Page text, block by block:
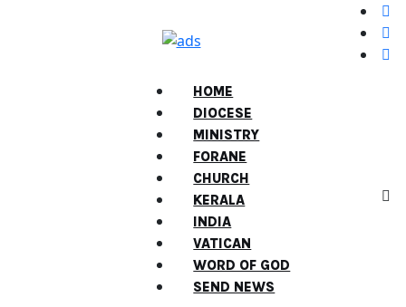
HOME
DIOCESE
MINISTRY
FORANE
CHURCH
KERALA
INDIA
VATICAN
WORD OF GOD
SEND NEWS